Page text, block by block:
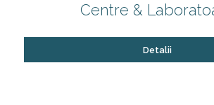
Centre &
Detalii